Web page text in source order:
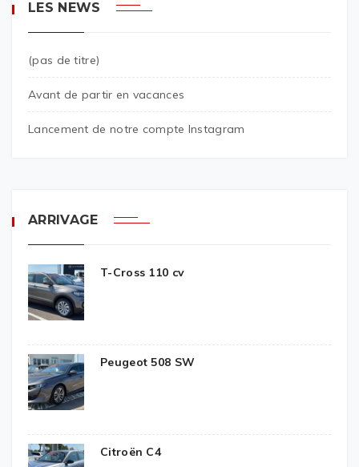
LES NEWS
(pas de titre)
Avant de partir en vacances
Lancement de notre compte Instagram
ARRIVAGE
T-Cross 110 cv
Peugeot 508 SW
Citroën C4